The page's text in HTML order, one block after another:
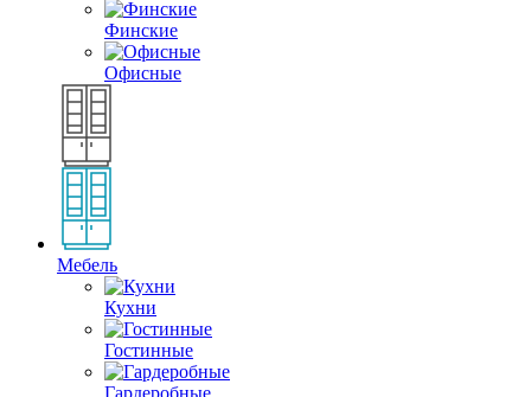
Финские
Офисные
Мебель
Кухни
Гостинные